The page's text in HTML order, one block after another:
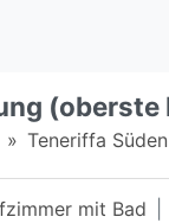
(oberste
Teneriffa Süden
mit Bad